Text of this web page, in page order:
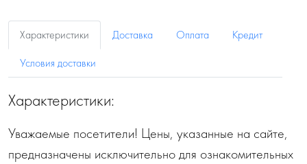
Характеристики Доставка Оплата
Кредит
Условия доставки
Характеристики:
Уважаемые посетители! Цены, указанные на сайте,
предназначены исключительно для ознакомительных